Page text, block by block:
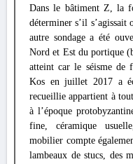
Dans le bâtiment Z, la
déterminer s’il
autre sondage a été
Nord et Est du portique
atteint car le séisme de
Kos en juillet 2017 a
recueillie appartient à
à l’époque
fine, céramique
mobilier compte
lambeaux de stucs, des